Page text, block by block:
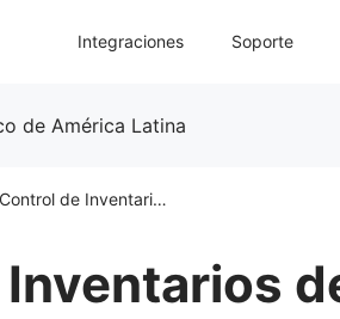
Integraciones Soporte
de América Latina
7 Indicadores de Inventarios de Control de Inventario [FÓRMULA]